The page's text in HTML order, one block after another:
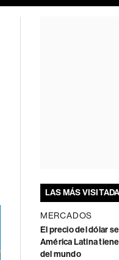
LAS MÁS
MERCADOS
El precio del dólar
América Latina
del mundo